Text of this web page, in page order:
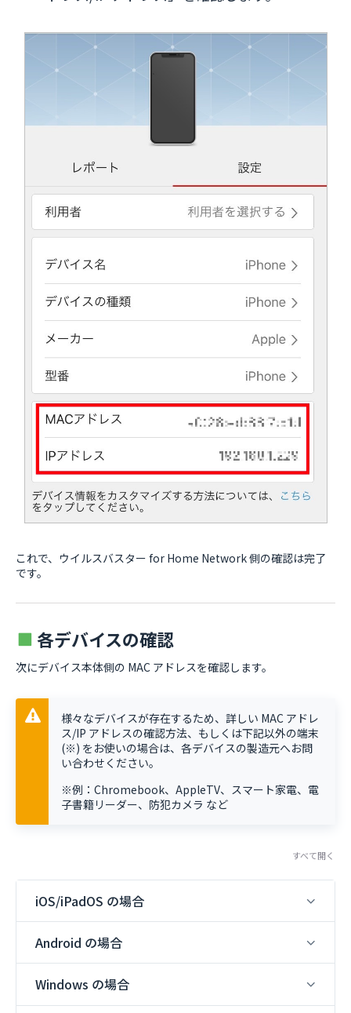
これで、ウイルスバスター for Home Network 側の確認は完了
です。
各デバイスの確認
次にデバイス本体側の MAC アドレスを確認します。
様々なデバイスが存在するため、詳しい MAC アドレ
ス/IP アドレスの確認方法、もしくは下記以外の端末
(※) をお使いの場合は、各デバイスの製造元へお問
い合わせください。
※例：Chromebook、AppleTV、スマート家電、電
子書籍リーダー、防犯カメラ など
すべて開く
iOS/iPadOS の場合
Android の場合
Windows の場合